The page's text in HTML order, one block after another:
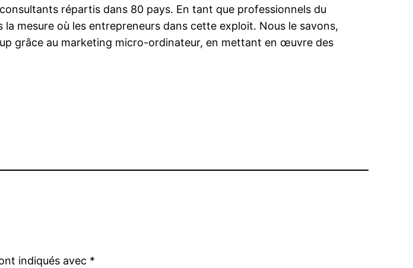
répartis dans 80 pays. En tant que professionnels du
mesure où les entrepreneurs dans cette exploit. Nous le savons,
grâce au marketing micro-ordinateur, en mettant en œuvre des
indiqués avec *